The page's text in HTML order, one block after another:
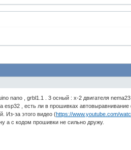
nano , grbl1.1 . 3 осный : x-2 двигателя
, есть ли в прошивках
Из-за этого видео (https://www.youtube.com/
а с кодом прошивки не сильно дружу.